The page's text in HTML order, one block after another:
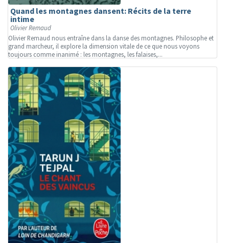
Quand les montagnes dansent: Récits de la terre
intime
Olivier Remaud
Olivier Remaud nous entraîne dans la danse des montagnes. Philosophe et
grand marcheur, il explore la dimension vitale de ce que nous voyons
toujours comme inanimé : les montagnes, les falaises,...